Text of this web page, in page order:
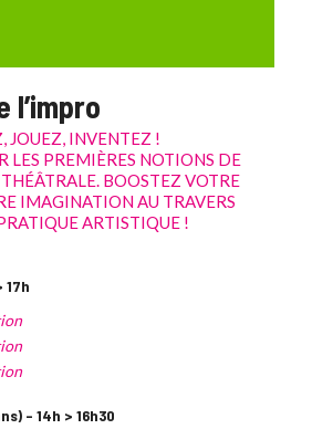
l’impro
JOUEZ, INVENTEZ !
LES PREMIÈRES NOTIONS DE
BOOSTEZ VOTRE
IMAGINATION AU TRAVERS
ARTISTIQUE !
17h
– 14h > 16h30